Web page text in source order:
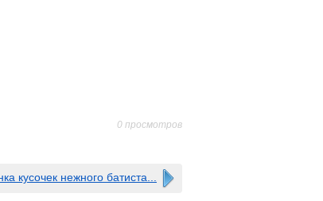
0 просмотров
кусочек нежного батиста...